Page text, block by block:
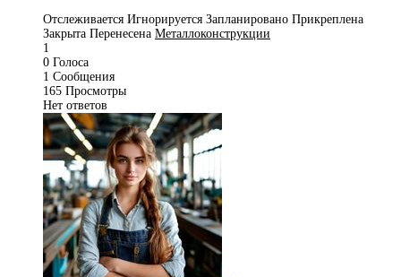
Отслеживается Игнорируется Запланировано Прикреплена
Закрыта Перенесена Металлоконструкции
1
0 Голоса
1 Сообщения
165 Просмотры
Нет ответов